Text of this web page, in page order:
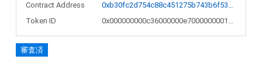
ールで送付します。
●NFT作品名と音の説明
NFT作品名の冒頭に付加された、前半の数字が楽譜の何小節目
Contract Address
0xb30fc2d754c88c451275b743b6f530f19f643683
Token ID
0x000000000c36000000e7000000001e4c
審査済